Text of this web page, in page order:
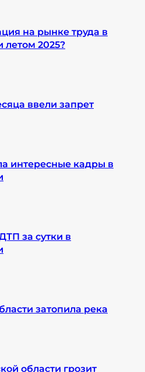
на рынке труда в
летом 2025?
ввели запрет
интересные кадры в
за сутки в
затопила река
области грозит